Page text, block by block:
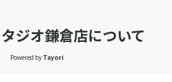
ジオ鎌倉店について
Powered by Tayori